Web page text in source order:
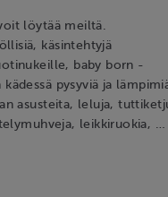
löytää meiltä.
käsintehtyjä
baby born -
pysyviä ja
asusteita, leluja,
leikkiruokia, …